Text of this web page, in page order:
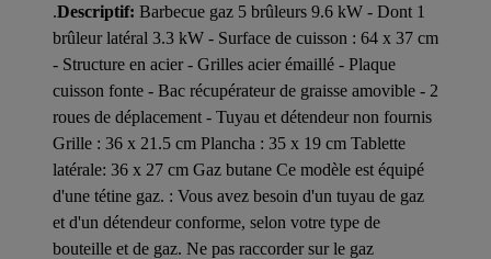
.Descriptif: Barbecue gaz 5 brûleurs 9.6 kW - Dont 1
brûleur latéral 3.3 kW - Surface de cuisson : 64 x 37 cm
- Structure en acier - Grilles acier émaillé - Plaque
cuisson fonte - Bac récupérateur de graisse amovible - 2
roues de déplacement - Tuyau et détendeur non fournis
Grille : 36 x 21.5 cm Plancha : 35 x 19 cm Tablette
latérale: 36 x 27 cm Gaz butane Ce modèle est équipé
d'une tétine gaz. : Vous avez besoin d'un tuyau de gaz
et d'un détendeur conforme, selon votre type de
bouteille et de gaz. Ne pas raccorder sur le gaz